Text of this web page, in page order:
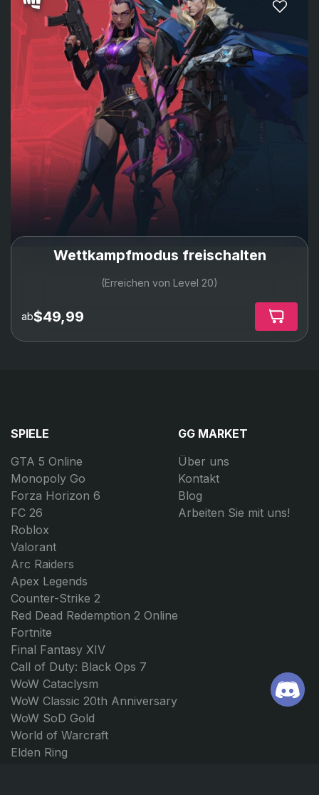
Wettkampfmodus freischalten
(Erreichen von Level 20)
ab$49,99
SPIELE
GTA 5 Online
Monopoly Go
Forza Horizon 6
FC 26
Roblox
Valorant
Arc Raiders
Apex Legends
Counter-Strike 2
Red Dead Redemption 2 Online
Fortnite
Final Fantasy XIV
Call of Duty: Black Ops 7
WoW Cataclysm
WoW Classic 20th Anniversary
WoW SoD Gold
World of Warcraft
Elden Ring
GG MARKET
Über uns
Kontakt
Blog
Arbeiten Sie mit uns!